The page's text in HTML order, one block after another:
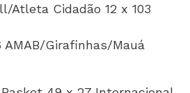
Atleta Cidadão 12 x 103
AMAB/Girafinhas/Mauá